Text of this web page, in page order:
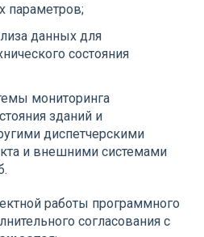
параметров;
данных для
состояния
мониторинга
зданий и
диспетчерскими
и внешними системами
работы программного
согласования с